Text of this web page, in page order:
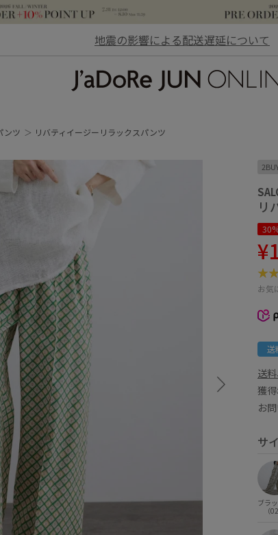
地震の影響による配送遅延について
ンツ リバティイージーリラックスパンツ
リ
お気
送
送
獲
お
サ
ブラ
（